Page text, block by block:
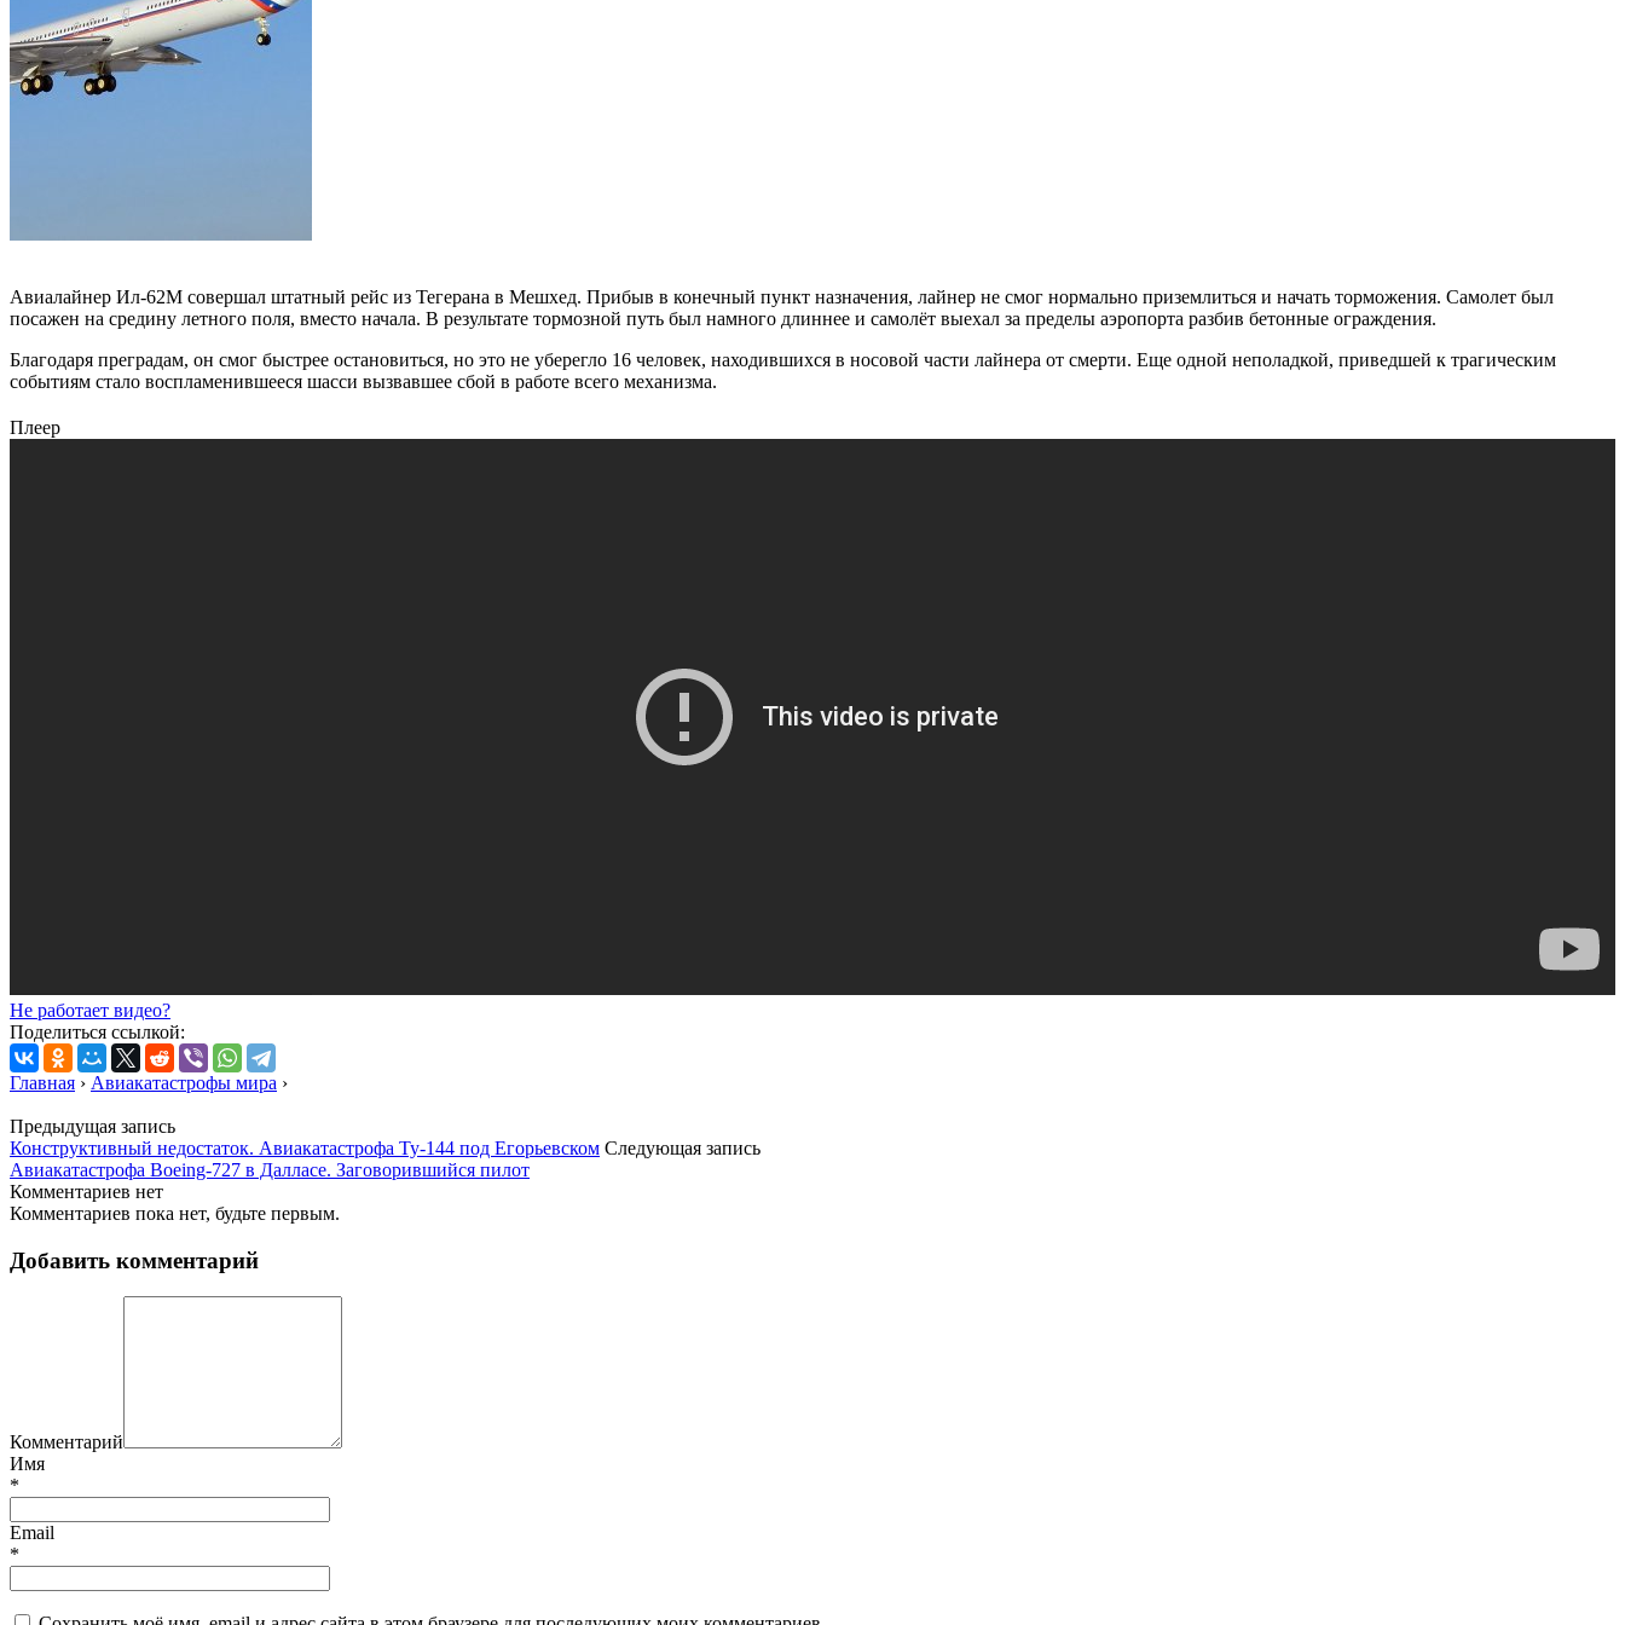
Авиалайнер Ил-62М совершал штатный рейс из Тегерана в Мешхед. Прибыв в конечный пункт назначения, лайнер не смог нормально приземлиться и начать торможения. Самолет был
посажен на средину летного поля, вместо начала. В результате тормозной путь был намного длиннее и самолёт выехал за пределы аэропорта разбив бетонные ограждения.
Благодаря преградам, он смог быстрее остановиться, но это не уберегло 16 человек, находившихся в носовой части лайнера от смерти. Еще одной неполадкой, приведшей к трагическим
событиям стало воспламенившееся шасси вызвавшее сбой в работе всего механизма.
Плеер
Не работает видео?
Поделиться ссылкой:
Главная › Авиакатастрофы мира ›
Предыдущая запись
Конструктивный недостаток. Авиакатастрофа Ту-144 под Егорьевском Следующая запись
Авиакатастрофа Boeing-727 в Далласе. Заговорившийся пилот
Комментариев нет
Комментариев пока нет, будьте первым.
Добавить комментарий
Комментарий
Имя
*
Email
*